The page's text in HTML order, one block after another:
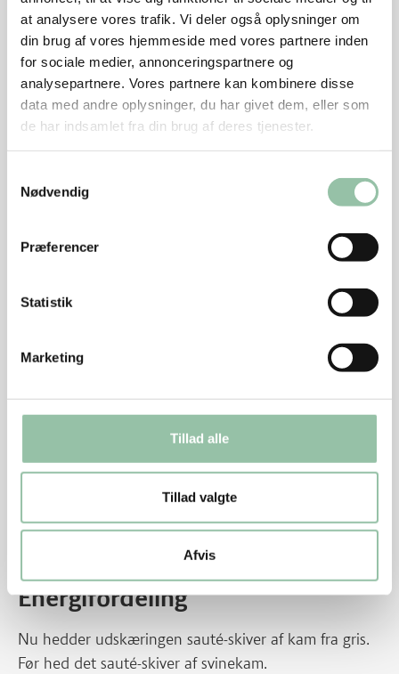
at analysere vores trafik. Vi deler også oplysninger om
din brug af vores hjemmeside med vores partnere inden
for sociale medier, annonceringspartnere og
analysepartnere. Vores partnere kan kombinere disse
data med andre oplysninger, du har givet dem, eller som
de har indsamlet fra din brug af deres tjenester.
Nødvendig
Præferencer
Statistik
Marketing
Tillad alle
Tillad valgte
Afvis
Varm olien på en pande ved kraftig varme.
Læg kødet på panden, vend det straks og tag
sauté-skiverne af panden.
Tilbehør, fortsat
Kom peanuts og rosiner på panden, varm det
skiverne.
Fyld pitabrødene med salatblade, sauté-skiver med
Sauté-skiver skæres af kam fra gris, hvor alt fedt og
tykke skiver.
Raithaen kan smages til med hvidløg, chili, fx
sambal oelek, og/eller friskhakket koriander.
I stedet for pitabrød kan bruges naanbrød.
I stedet for sauté-skiver kan bruges minutstrimler
af inderlår eller wokstrimler af yderlår fra gris.
Energifordeling
Nu hedder udskæringen sauté-skiver af kam fra gris.
Før hed det sauté-skiver af svinekam.